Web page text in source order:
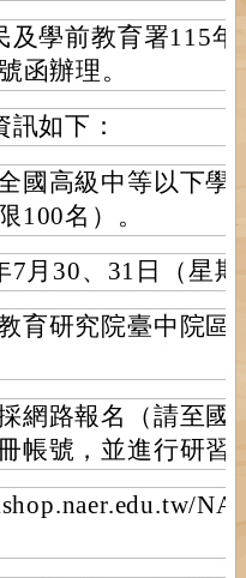
及學前教育署115
函辦理。
如下：
國高級中等以下學
100名）。
7月30、31日（星
育研究院臺中院區
網路報名（請至國
帳號，並進行研習